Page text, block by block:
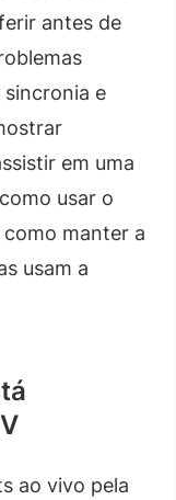
antes de
e
em uma
usar o
manter a
usam a
ao vivo pela